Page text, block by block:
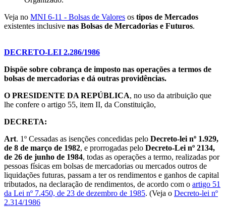
Veja no MNI 6-11 - Bolsas de Valores os tipos de Mercados
existentes inclusive nas Bolsas de Mercadorias e Futuros.
DECRETO-LEI 2.286/1986
Dispõe sobre cobrança de imposto nas operações a termos de
bolsas de mercadorias e dá outras providências.
O PRESIDENTE DA REPÚBLICA, no uso da atribuição que
lhe confere o artigo 55, item II, da Constituição,
DECRETA:
Art. 1º Cessadas as isenções concedidas pelo Decreto-lei nº 1.929,
de 8 de março de 1982, e prorrogadas pelo Decreto-Lei nº 2134,
de 26 de junho de 1984, todas as operações a termo, realizadas por
pessoas físicas em bolsas de mercadorias ou mercados outros de
liquidações futuras, passam a ter os rendimentos e ganhos de capital
tributados, na declaração de rendimentos, de acordo com o artigo 51
da Lei nº 7.450, de 23 de dezembro de 1985. (Veja o Decreto-lei nº
2.314/1986